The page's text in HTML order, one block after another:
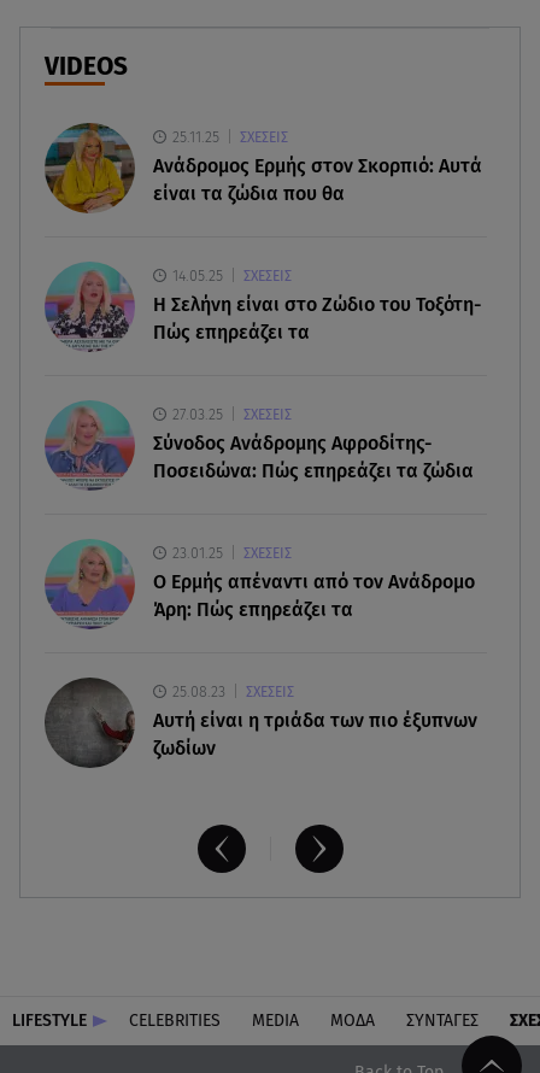
Motor Oil: Δωρεά πυροσβεστικών οχημάτων και
Άκης Παυλόπουλος: Η τρυφερή εξομολόγηση
της συζύγου του, Ελένης Φωτοπούλου
ο ρόλος του «συνδέσμου»
06.08.26 , 20:16
06.08.26 , 20:04
Σαμοθράκη: Συγκλονιστική διάσωση 15χρονης
από δύσβατο φαράγγι
06.08.26 , 19:44
Πότε δεν επιβάλλεται φόρος κληρονομιάς σε
τραπεζικές καταθέσεις
VIDEOS
25.11.25 ΣΧΕΣΕΙΣ
Ανάδρομος Ερμής στον Σκορπιό: Αυτά
είναι τα ζώδια που θα
14.05.25 ΣΧΕΣΕΙΣ
H Σελήνη είναι στο Ζώδιο του Τοξότη-
Πώς επηρεάζει τα
27.03.25 ΣΧΕΣΕΙΣ
Σύνοδος Ανάδρομης Αφροδίτης-
Ποσειδώνα: Πώς επηρεάζει τα ζώδια
23.01.25 ΣΧΕΣΕΙΣ
Ο Ερμής απέναντι από τον Ανάδρομο
Άρη: Πώς επηρεάζει τα
25.08.23 ΣΧΕΣΕΙΣ
Aυτή είναι η τριάδα των πιο έξυπνων
ζωδίων
LIFESTYLE CELEBRITIES MEDIA ΜΟΔΑ ΣΥΝΤΑΓΕΣ